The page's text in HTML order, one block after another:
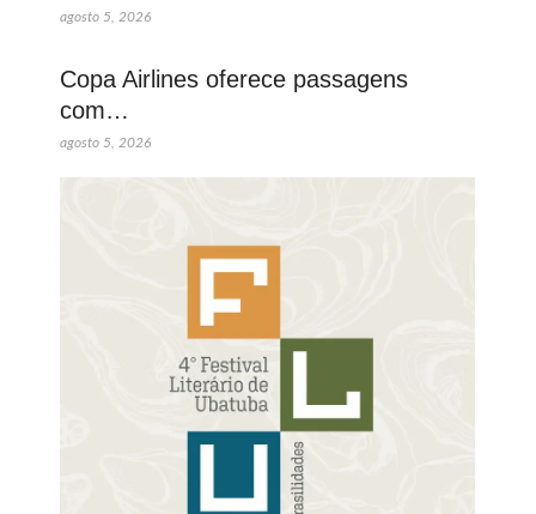
agosto 5, 2026
Copa Airlines oferece passagens
com…
agosto 5, 2026